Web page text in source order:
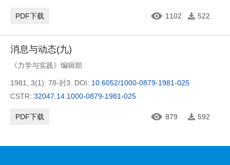
PDF下载 1102 522
消息与动态(九)
《力学与实践》编辑部
1981, 3(1): 78-封3. DOI: 10.6052/1000-0879-1981-025
CSTR: 32047.14.1000-0879-1981-025
PDF下载 879 592